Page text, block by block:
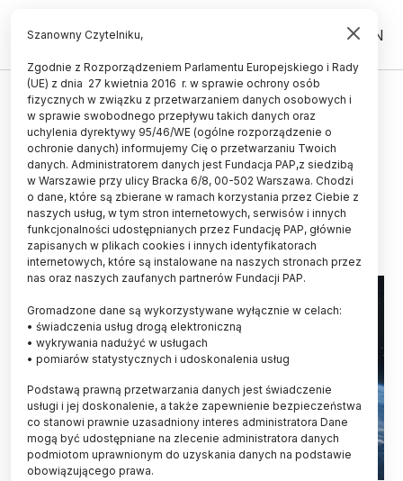
PL EN
KOSMOS
Kapsuła Dragon z Polakiem na
pokładzie ma wylądować w
Pacyfiku ok. 11.30
15.07.2025
aktualizacja: 15.07.2025
1 minuta czytania
Szanowny Czytelniku,
Zgodnie z Rozporządzeniem Parlamentu Europejskiego i Rady
(UE) z dnia 27 kwietnia 2016 r. w sprawie ochrony osób
fizycznych w związku z przetwarzaniem danych osobowych i
w sprawie swobodnego przepływu takich danych oraz
uchylenia dyrektywy 95/46/WE (ogólne rozporządzenie o
ochronie danych) informujemy Cię o przetwarzaniu Twoich
danych. Administratorem danych jest Fundacja PAP,z siedzibą
w Warszawie przy ulicy Bracka 6/8, 00-502 Warszawa. Chodzi
o dane, które są zbierane w ramach korzystania przez Ciebie z
naszych usług, w tym stron internetowych, serwisów i innych
funkcjonalności udostępnianych przez Fundację PAP, głównie
zapisanych w plikach cookies i innych identyfikatorach
internetowych, które są instalowane na naszych stronach przez
nas oraz naszych zaufanych partnerów Fundacji PAP.
Gromadzone dane są wykorzystywane wyłącznie w celach:
• świadczenia usług drogą elektroniczną
• wykrywania nadużyć w usługach
• pomiarów statystycznych i udoskonalenia usług
Podstawą prawną przetwarzania danych jest świadczenie
usługi i jej doskonalenie, a także zapewnienie bezpieczeństwa
co stanowi prawnie uzasadniony interes administratora Dane
mogą być udostępniane na zlecenie administratora danych
podmiotom uprawnionym do uzyskania danych na podstawie
obowiązującego prawa.